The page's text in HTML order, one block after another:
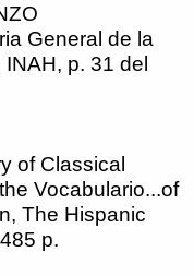
General de la
p. 31 del
of Classical
Vocabulario...of
The Hispanic
p.